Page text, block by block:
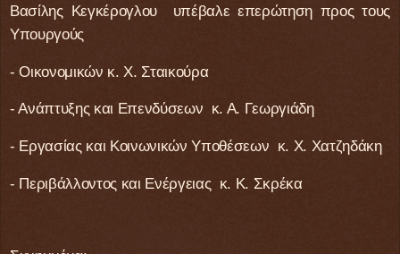
Βασίλης Κεγκέρογλου υπέβαλε επερώτηση προς τους
Υπουργούς
- Οικονομικών κ. Χ. Σταικούρα
- Ανάπτυξης και Επενδύσεων κ. Α. Γεωργιάδη
- Εργασίας και Κοινωνικών Υποθέσεων κ. Χ. Χατζηδάκη
- Περιβάλλοντος και Ενέργειας κ. Κ. Σκρέκα